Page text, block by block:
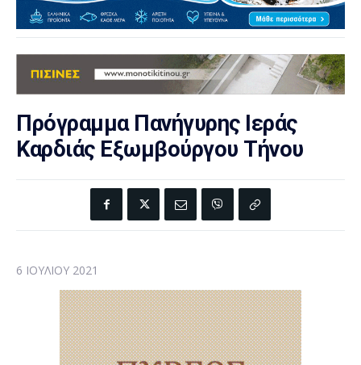
Πρόγραμμα Πανήγυρης Ιεράς
Καρδιάς Εξωμβούργου Τήνου
6 ΙΟΥΛΊΟΥ 2021